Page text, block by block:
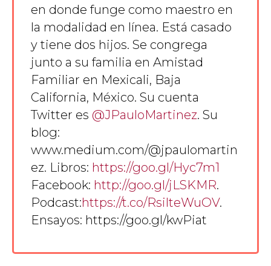
en donde funge como maestro en
la modalidad en línea. Está casado
y tiene dos hijos. Se congrega
junto a su familia en Amistad
Familiar en Mexicali, Baja
California, México. Su cuenta
Twitter es @JPauloMartinez. Su
blog:
www.medium.com/@jpaulomartin
ez. Libros: https://goo.gl/Hyc7m1
Facebook: http://goo.gl/jLSKMR.
Podcast:https://t.co/RsilteWuOV.
Ensayos: https://goo.gl/kwPiat